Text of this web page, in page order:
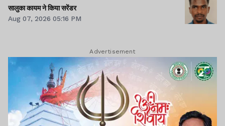
सालुका कायम ने किया सरेंडर
Aug 07, 2026 05:16 PM
Advertisement